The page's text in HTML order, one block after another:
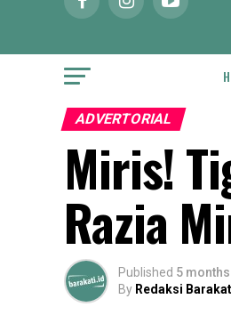
ADVERTORIAL
Miris!
Razia
Published 5
By Redaksi